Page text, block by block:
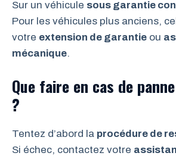
Sur un véhicule sous garantie
Pour les véhicules plus anciens,
votre extension de garantie ou
mécanique.
Que faire en cas de
?
Tentez d’abord la procédure de
Si échec, contactez votre